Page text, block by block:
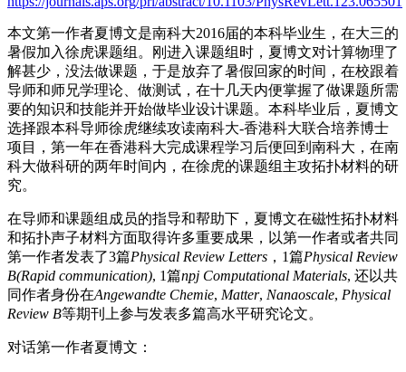
本文第一作者夏博文是南科大2016届的本科毕业生，在大三的
暑假加入徐虎课题组。刚进入课题组时，夏博文对计算物理了
解甚少，没法做课题，于是放弃了暑假回家的时间，在校跟着
导师和师兄学理论、做测试，在十几天内便掌握了做课题所需
要的知识和技能并开始做毕业设计课题。本科毕业后，夏博文
选择跟本科导师徐虎继续攻读南科大-香港科大联合培养博士
项目，第一年在香港科大完成课程学习后便回到南科大，在南
科大做科研的两年时间内，在徐虎的课题组主攻拓扑材料的研
究。
在导师和课题组成员的指导和帮助下，夏博文在磁性拓扑材料
和拓扑声子材料方面取得许多重要成果，以第一作者或者共同
第一作者发表了3篇Physical Review Letters ，1篇Physical Review
B(Rapid communication), 1篇npj Computational Materials, 还以共
同作者身份在Angewandte Chemie, Matter, Nanaoscale, Physical
Review B等期刊上参与发表多篇高水平研究论文。
对话第一作者夏博文：